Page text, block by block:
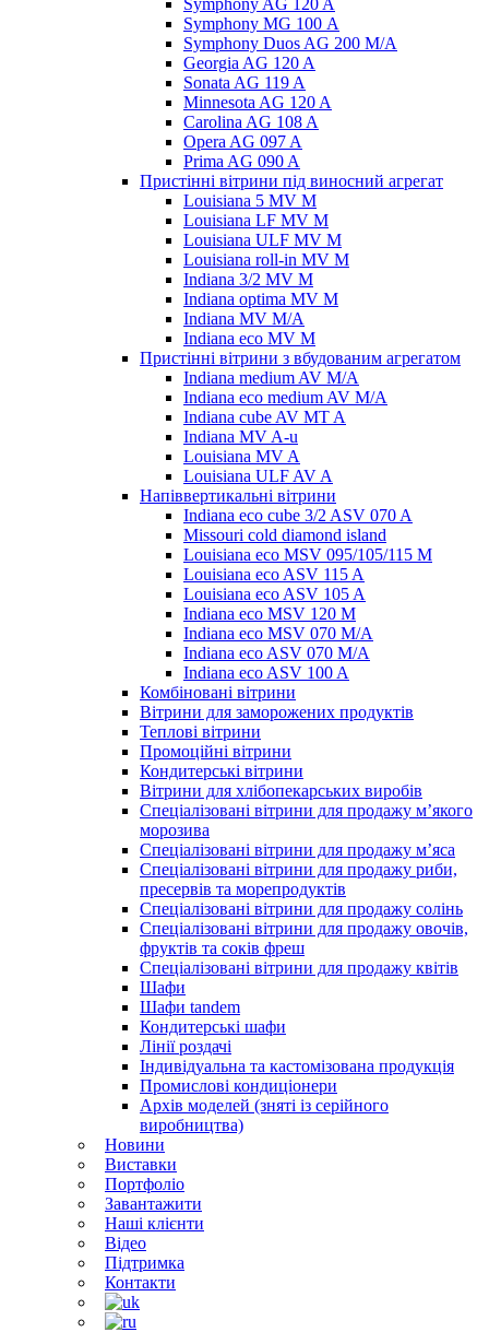
Symphony AG 120 A
Symphony MG 100 А
Symphony Duos AG 200 M/A
Georgia AG 120 A
Sonata AG 119 A
Minnesota AG 120 A
Carolina AG 108 A
Opera AG 097 A
Prima AG 090 A
Пристінні вітрини під виносний агрегат
Louisiana 5 MV M
Louisiana LF MV M
Louisiana ULF MV M
Louisiana roll-in MV M
Indiana 3/2 MV M
Indiana optima MV M
Indiana MV M/A
Indiana eco MV M
Пристінні вітрини з вбудованим агрегатом
Indiana medium AV M/A
Indiana eco medium AV M/A
Indiana cube AV MT A
Indiana MV A-u
Louisiana MV A
Louisiana ULF AV A
Напіввертикальні вітрини
Indiana eco cube 3/2 ASV 070 A
Missouri cold diamond island
Louisiana eco MSV 095/105/115 M
Louisiana eco ASV 115 A
Louisiana eco ASV 105 A
Indiana eco MSV 120 M
Indiana eco MSV 070 M/A
Indiana eco ASV 070 M/A
Indiana eco ASV 100 A
Комбіновані вітрини
Вітрини для заморожених продуктів
Теплові вітрини
Промоційні вітрини
Кондитерські вітрини
Вітрини для хлібопекарських виробів
Спеціалізовані вітрини для продажу м’якого
морозива
Спеціалізовані вітрини для продажу м’яса
Спеціалізовані вітрини для продажу риби,
пресервів та морепродуктів
Спеціалізовані вітрини для продажу солінь
Спеціалізовані вітрини для продажу овочів,
фруктів та соків фреш
Спеціалізовані вітрини для продажу квітів
Шафи
Шафи tandem
Кондитерські шафи
Лінії роздачі
Індивідуальна та кастомізована продукція
Промислові кондиціонери
Архів моделей (зняті із серійного
виробництва)
Новини
Виставки
Портфоліо
Завантажити
Наші клієнти
Відео
Підтримка
Контакти